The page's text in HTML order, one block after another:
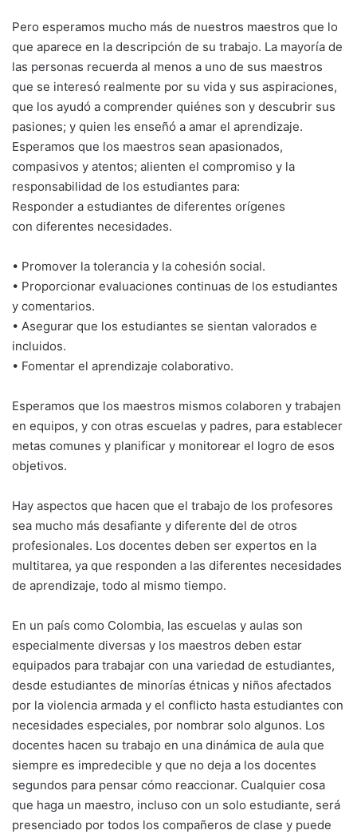
Pero esperamos mucho más de nuestros maestros que lo
que aparece en la descripción de su trabajo. La mayoría de
las personas recuerda al menos a uno de sus maestros
que se interesó realmente por su vida y sus aspiraciones,
que los ayudó a comprender quiénes son y descubrir sus
pasiones; y quien les enseñó a amar el aprendizaje.
Esperamos que los maestros sean apasionados,
compasivos y atentos; alienten el compromiso y la
responsabilidad de los estudiantes para:
Responder a estudiantes de diferentes orígenes
con diferentes necesidades.
• Promover la tolerancia y la cohesión social.
• Proporcionar evaluaciones continuas de los estudiantes
y comentarios.
• Asegurar que los estudiantes se sientan valorados e
incluidos.
• Fomentar el aprendizaje colaborativo.
Esperamos que los maestros mismos colaboren y trabajen
en equipos, y con otras escuelas y padres, para establecer
metas comunes y planificar y monitorear el logro de esos
objetivos.
Hay aspectos que hacen que el trabajo de los profesores
sea mucho más desafiante y diferente del de otros
profesionales. Los docentes deben ser expertos en la
multitarea, ya que responden a las diferentes necesidades
de aprendizaje, todo al mismo tiempo.
En un país como Colombia, las escuelas y aulas son
especialmente diversas y los maestros deben estar
equipados para trabajar con una variedad de estudiantes,
desde estudiantes de minorías étnicas y niños afectados
por la violencia armada y el conflicto hasta estudiantes con
necesidades especiales, por nombrar solo algunos. Los
docentes hacen su trabajo en una dinámica de aula que
siempre es impredecible y que no deja a los docentes
segundos para pensar cómo reaccionar. Cualquier cosa
que haga un maestro, incluso con un solo estudiante, será
presenciado por todos los compañeros de clase y puede